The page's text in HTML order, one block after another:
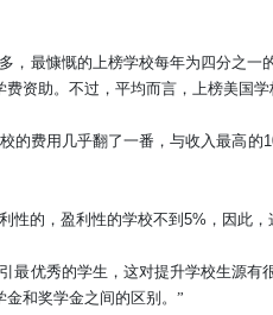
，最慷慨的上榜学校每年为四分之一
费资助。不过，平均而言，上榜美国
的费用几乎翻了一番，与收入最高的
性的，盈利性的学校不到5% ，因此
最优秀的学生，这对提升学校生源
和奖学金之间的区别。 ”